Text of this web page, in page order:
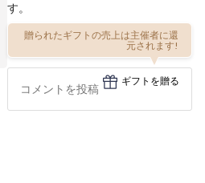
す。
贈られたギフトの売上は主催者に還
元されます!
ギフトを贈る